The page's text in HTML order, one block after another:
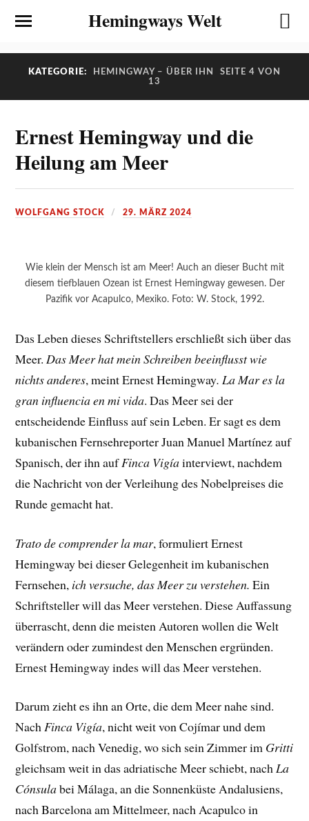
Hemingways Welt
KATEGORIE: HEMINGWAY – ÜBER IHN
SEITE 4 VON
13
Ernest Hemingway und die
Heilung am Meer
WOLFGANG STOCK 29. MÄRZ 2024
Wie klein der Mensch ist am Meer! Auch an dieser Bucht mit
diesem tiefblauen Ozean ist Ernest Hemingway gewesen. Der
Pazifik vor Acapulco, Mexiko. Foto: W. Stock, 1992.
Das Leben dieses Schriftstellers erschließt sich über das
Meer.Das Meer hat mein Schreiben beeinflusst wie
nichts anderes, meint Ernest Hemingway. La Mar es la
gran influencia en mi vida. Das Meer sei der
entscheidende Einfluss auf sein Leben. Er sagt es dem
kubanischen Fernsehreporter Juan Manuel Martínez auf
Spanisch, der ihn aufFinca Vigíainterviewt, nachdem
die Nachricht von der Verleihung des Nobelpreises die
Runde gemacht hat.
Trato de comprender la mar, formuliert Ernest
Hemingway bei dieser Gelegenheit im kubanischen
Fernsehen, ich versuche, das Meer zu verstehen.Ein
Schriftsteller will das Meer verstehen. Diese Auffassung
überrascht, denn die meisten Autoren wollen die Welt
verändern oder zumindest den Menschen ergründen.
Ernest Hemingway indes will das Meer verstehen.
Darum zieht es ihn an Orte, die dem Meer nahe sind.
NachFinca Vigía, nicht weit von Cojímar und dem
Golfstrom, nach Venedig, wo sich sein Zimmer im Gritti
gleichsam weit in das adriatische Meer schiebt, nachLa
Cónsulabei Málaga, an die Sonnenküste Andalusiens,
nach Barcelona am Mittelmeer, nach Acapulco in